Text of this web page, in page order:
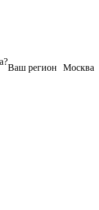
Москва
Ваш регион
?